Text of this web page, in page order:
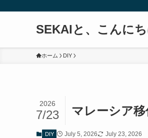
SEKAIと、こんにち
ホーム DIY
マレーシア
2026
7/23
DIY July 5, 2026 July 23, 2026